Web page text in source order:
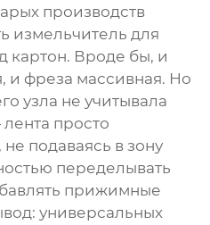
производств
измельчитель для
картон. Вроде бы, и
и фреза массивная. Но
узла не учитывала
просто
подаваясь в зону
переделывать
прижимные
универсальных